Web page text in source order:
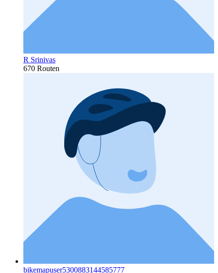
R Srinivas
670 Routen
bikemapuser5300883144585777